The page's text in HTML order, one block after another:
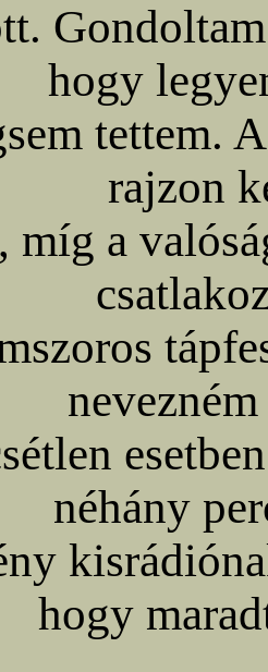
hogy
tettem.
rajzon
míg a
néhány
hogy